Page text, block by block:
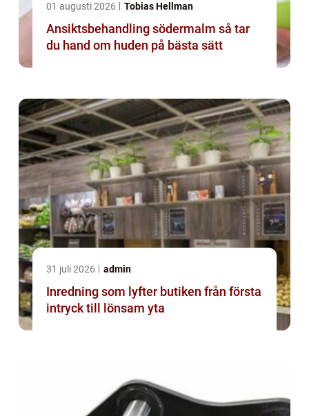
01 augusti 2026 Tobias Hellman
Ansiktsbehandling södermalm så tar
du hand om huden på bästa sätt
31 juli 2026 admin
Inredning som lyfter butiken från första
intryck till lönsam yta